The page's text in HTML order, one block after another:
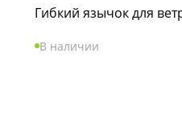
Гибкий язычок для
В наличии